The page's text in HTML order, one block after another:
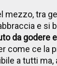
mezzo, tra
e si
da godere
come ce la
a tutti